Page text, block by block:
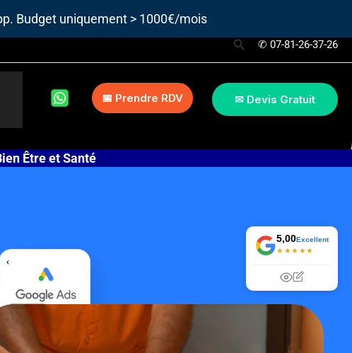
Budget uniquement > 1000€/mois
Rechercher
✆ 07-81-26-37-26
📅 Prendre RDV ✉ Devis Gratuit
Être et Santé
5,00Excellent
★★★★★